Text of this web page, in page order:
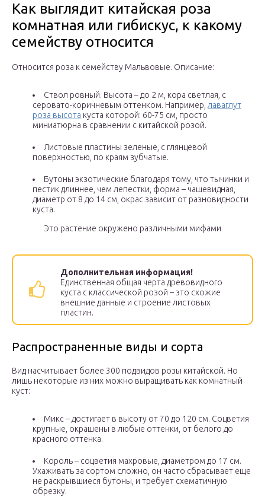
Как выглядит китайская роза
комнатная или гибискус, к какому
семейству относится
Относится роза к семейству Мальвовые. Описание:
Ствол ровный. Высота – до 2 м, кора светлая, с
серовато-коричневым оттенком. Например, лаваглут
роза высота куста которой: 60-75 см, просто
миниатюрна в сравнении с китайской розой.
Листовые пластины зеленые, с глянцевой
поверхностью, по краям зубчатые.
Бутоны экзотические благодаря тому, что тычинки и
пестик длиннее, чем лепестки, форма – чашевидная,
диаметр от 8 до 14 см, окрас зависит от разновидности
куста.
Это растение окружено различными мифами
Дополнительная информация!
Единственная общая черта древовидного
куста с классической розой – это схожие
внешние данные и строение листовых
пластин.
Распространенные виды и сорта
Вид насчитывает более 300 подвидов розы китайской. Но
лишь некоторые из них можно выращивать как комнатный
куст:
Микс – достигает в высоту от 70 до 120 см. Соцветия
крупные, окрашены в любые оттенки, от белого до
красного оттенка.
Король – соцветия махровые, диаметром до 17 см.
Ухаживать за сортом сложно, он часто сбрасывает еще
не раскрывшиеся бутоны, и требует схематичную
обрезку.